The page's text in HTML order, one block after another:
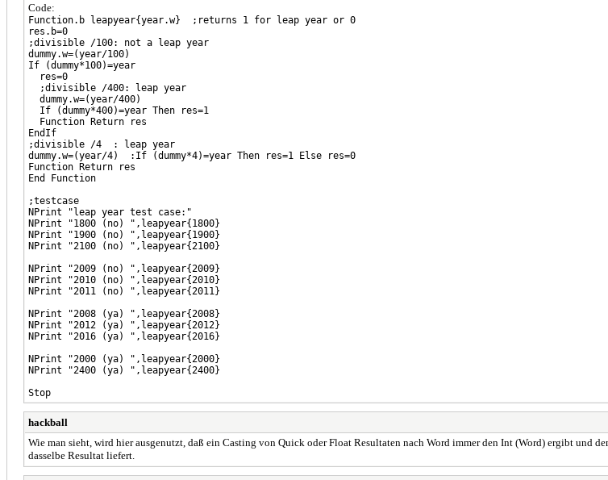
Code:
Function.b leapyear{year.w} ;returns 1 for leap year or 0
res.b=0
;divisible /100: not a leap year
dummy.w=(year/100)
If (dummy*100)=year
res=0
;divisible /400: leap year
dummy.w=(year/400)
If (dummy*400)=year Then res=1
Function Return res
EndIf
;divisible /4 : leap year
dummy.w=(year/4) :If (dummy*4)=year Then res=1 Else res=0
Function Return res
End Function
;testcase
NPrint "leap year test case:"
NPrint "1800 (no) ",leapyear{1800}
NPrint "1900 (no) ",leapyear{1900}
NPrint "2100 (no) ",leapyear{2100}
NPrint "2009 (no) ",leapyear{2009}
NPrint "2010 (no) ",leapyear{2010}
NPrint "2011 (no) ",leapyear{2011}
NPrint "2008 (ya) ",leapyear{2008}
NPrint "2012 (ya) ",leapyear{2012}
NPrint "2016 (ya) ",leapyear{2016}
NPrint "2000 (ya) ",leapyear{2000}
NPrint "2400 (ya) ",leapyear{2400}
Stop
hackball
Wie man sieht, wird hier ausgenutzt, daß ein Casting von Quick oder Float Resultaten nach Word immer den Int (Word) ergibt und
dasselbe Resultat liefert.